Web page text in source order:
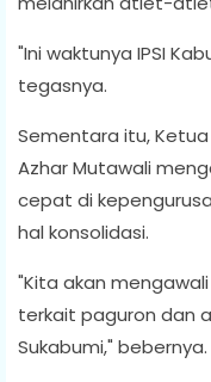
"Ini waktunya IPSI
tegasnya.
Sementara itu, Ketua
Azhar Mutawali
cepat di
hal konsolidasi.
"Kita akan
terkait paguron dan
Sukabumi," bebernya.